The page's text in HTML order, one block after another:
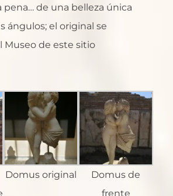
pena… de una belleza única
ángulos; el original se
Museo de este sitio
Domus original
Domus de
frente